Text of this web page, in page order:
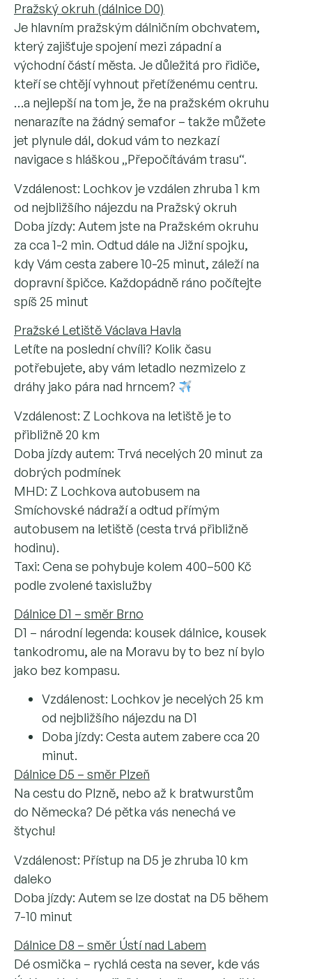
Pražský okruh (dálnice D0)
Je hlavním pražským dálničním obchvatem,
který zajišťuje spojení mezi západní a
východní částí města. Je důležitá pro řidiče,
kteří se chtějí vyhnout přetíženému centru.
…a nejlepší na tom je, že na pražském okruhu
nenarazíte na žádný semafor – takže můžete
jet plynule dál, dokud vám to nezkazí
navigace s hláškou „Přepočítávám trasu“.
Vzdálenost: Lochkov je vzdálen zhruba 1 km
od nejbližšího nájezdu na Pražský okruh
Doba jízdy: Autem jste na Pražském okruhu
za cca 1-2 min. Odtud dále na Jižní spojku,
kdy Vám cesta zabere 10-25 minut, záleží na
dopravní špičce. Každopádně ráno počítejte
spíš 25 minut
Pražské Letiště Václava Havla
Letíte na poslední chvíli? Kolik času
potřebujete, aby vám letadlo nezmizelo z
dráhy jako pára nad hrncem?
Vzdálenost: Z Lochkova na letiště je to
přibližně 20 km
Doba jízdy autem: Trvá necelých 20 minut za
dobrých podmínek
MHD: Z Lochkova autobusem na
Smíchovské nádraží a odtud přímým
autobusem na letiště (cesta trvá přibližně
hodinu).
Taxi: Cena se pohybuje kolem 400–500 Kč
podle zvolené taxislužby
Dálnice D1 – směr Brno
D1 – národní legenda: kousek dálnice, kousek
tankodromu, ale na Moravu by to bez ní bylo
jako bez kompasu.
Vzdálenost: Lochkov je necelých 25 km
od nejbližšího nájezdu na D1
Doba jízdy: Cesta autem zabere cca 20
minut.
Dálnice D5 – směr Plzeň
Na cestu do Plzně, nebo až k bratwurstům
do Německa? Dé pětka vás nenechá ve
štychu!
Vzdálenost: Přístup na D5 je zhruba 10 km
daleko
Doba jízdy: Autem se lze dostat na D5 během
7-10 minut
Dálnice D8 – směr Ústí nad Labem
Dé osmička – rychlá cesta na sever, kde vás